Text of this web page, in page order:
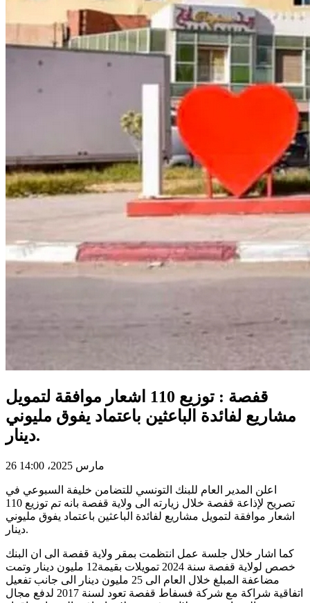
قفصة : توزيع 110 اشعار موافقة لتمويل
مشاريع لفائدة الباعثين باعتماد يفوق مليوني
دينار.
26 مارس 2025، 14:00
اعلن المدير العام للبنك التونسي للتضامن خليفة السبوعي في
تصريح لإذاعة قفصة خلال زيارته الى ولاية قفصة بانه تم توزيع 110
اشعار موافقة لتمويل مشاريع لفائدة الباعثين باعتماد يفوق مليوني
دينار.
كما اشار خلال جلسة عمل انتظمت بمقر ولاية قفصة الى ان البنك
خصص لولاية قفصة سنة 2024 تمويلات بقيمة12 مليون دينار وتمت
مضاعفة المبلغ خلال العام الى 25 مليون دينار الى جانب تفعيل
اتفاقية شراكة مع شركة فسفاط قفصة تعود لسنة 2017 لدفع مجال